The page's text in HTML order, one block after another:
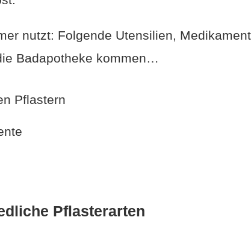
nutzt: Folgende Utensilien,
Badapotheke kommen…
Pflastern
Pflasterarten